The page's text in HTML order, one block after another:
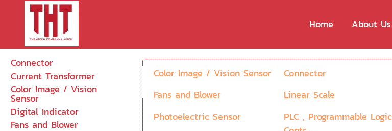
Home About Us
Connector
Current Transformer
Color Image / Vision
Sensor
Digital Indicator
Fans and Blower
Color Image / Vision Sensor Connector
Fans and Blower
Linear Scale
Photoelectric Sensor
PLC , Programmable Logic